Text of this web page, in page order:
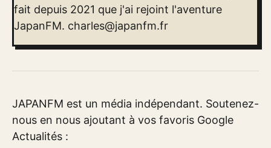
fait depuis 2021 que j'ai rejoint l'aventure
JapanFM. charles@japanfm.fr
JAPANFM est un média indépendant. Soutenez-
nous en nous ajoutant à vos favoris Google
Actualités :